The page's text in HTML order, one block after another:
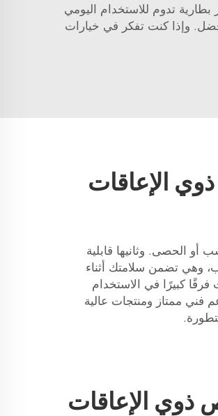
تدوم للاستخدام اليومي
وإذا كنت تفكر في خيارات
الإعاقات
أو الحصى. وثانيها قابلية
وهي تضمن سلامتك أثناء
فرقًا كبيرًا في الاستخدام
فني ممتاز ومنتجات عالية
ذوي الإعاقات